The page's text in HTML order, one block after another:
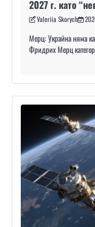
2027 г. като
Valeriia Skorych
Мерц: Украйна няма
Фридрих Мерц